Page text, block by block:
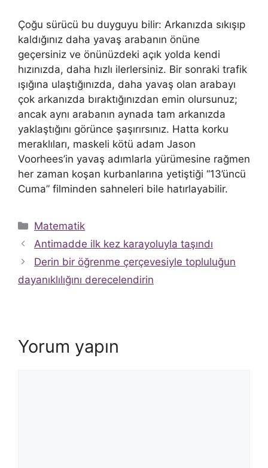
Çoğu sürücü bu duyguyu bilir: Arkanızda sıkışıp
kaldığınız daha yavaş arabanın önüne
geçersiniz ve önünüzdeki açık yolda kendi
hızınızda, daha hızlı ilerlersiniz. Bir sonraki trafik
ışığına ulaştığınızda, daha yavaş olan arabayı
çok arkanızda bıraktığınızdan emin olursunuz;
ancak aynı arabanın aynada tam arkanızda
yaklaştığını görünce şaşırırsınız. Hatta korku
meraklıları, maskeli kötü adam Jason
Voorhees’in yavaş adımlarla yürümesine rağmen
her zaman koşan kurbanlarına yetiştiği “13’üncü
Cuma” filminden sahneleri bile hatırlayabilir.
Kategoriler
Matematik
Antimadde ilk kez karayoluyla taşındı
Derin bir öğrenme çerçevesiyle topluluğun
dayanıklılığını derecelendirin
Yorum yapın